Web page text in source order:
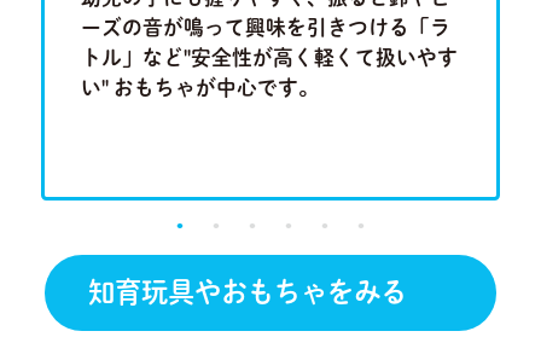
ーズの音が鳴って興味を引きつける「ラ
トル」など"安全性が高く軽くて扱いやす
い" おもちゃが中心です。
知育玩具やおもちゃをみる